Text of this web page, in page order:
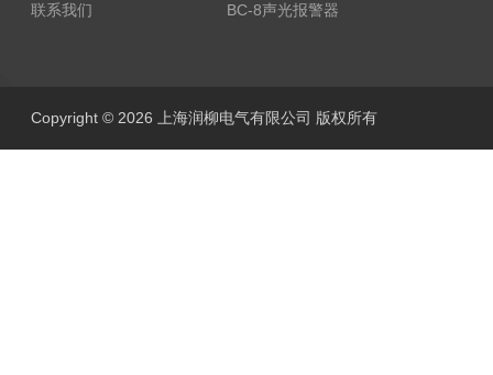
联系我们
BC-8声光报警器
Copyright © 2026 上海润柳电气有限公司 版权所有